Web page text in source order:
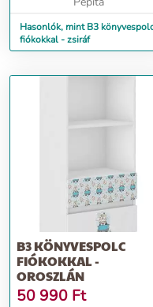
Hasonlók, mint B3
fiókokkal - zsiráf
B3 KÖNYVESPOLC
FIÓKOKKAL -
OROSZLÁN
50 990 Ft